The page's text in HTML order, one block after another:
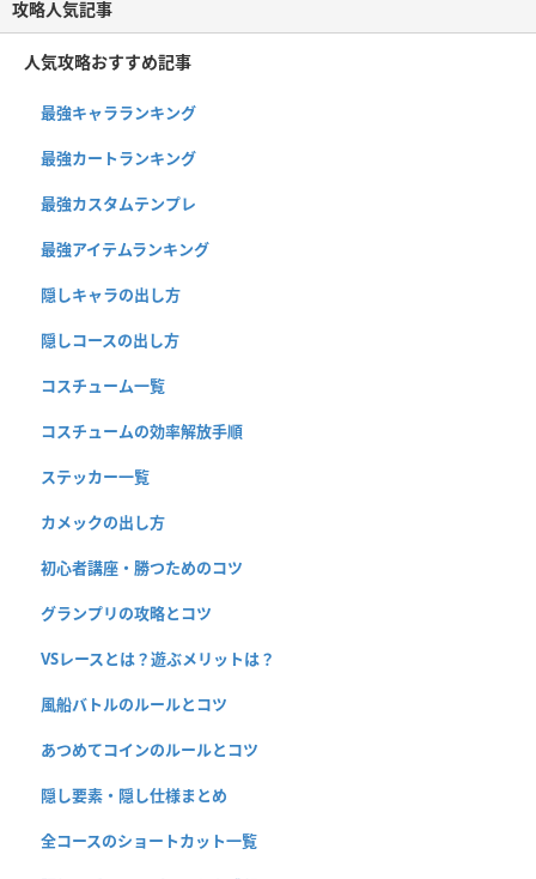
攻略人気記事
人気攻略おすすめ記事
最強キャラランキング
最強カートランキング
最強カスタムテンプレ
最強アイテムランキング
隠しキャラの出し方
隠しコースの出し方
コスチューム一覧
コスチュームの効率解放手順
ステッカー一覧
カメックの出し方
初心者講座・勝つためのコツ
グランプリの攻略とコツ
VSレースとは？遊ぶメリットは？
風船バトルのルールとコツ
あつめてコインのルールとコツ
隠し要素・隠し仕様まとめ
全コースのショートカット一覧